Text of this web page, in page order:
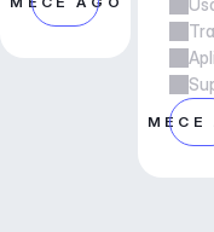
COMECE